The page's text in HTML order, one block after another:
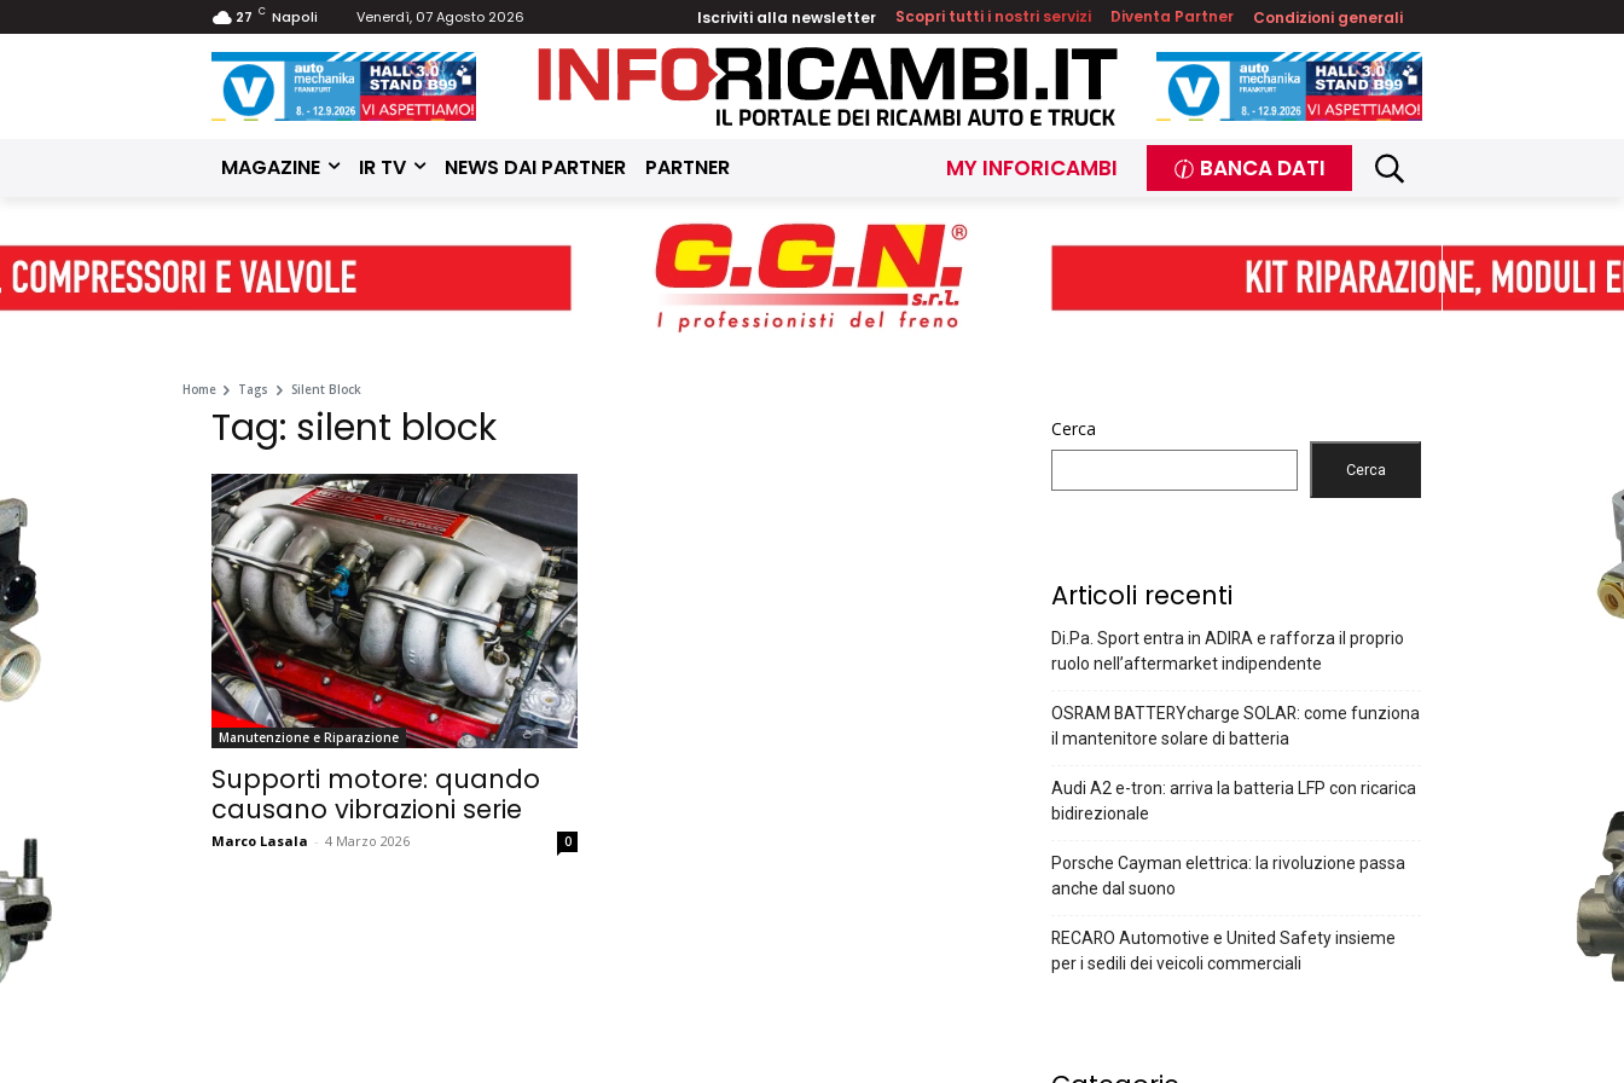
27 C Napoli Venerdì, 07 Agosto 2026 Iscriviti alla newsletter Scopri tutti i nostri servizi Diventa Partner Condizioni generali
MAGAZINE IR TV NEWS DAI PARTNER PARTNER MY INFORICAMBI BANCA DATI
Home Tags Silent Block
Tag: silent block
Manutenzione e Riparazione
Supporti motore: quando
causano vibrazioni serie
Marco Lasala - 4 Marzo 2026 0
Cerca
Cerca
Articoli recenti
Di.Pa. Sport entra in ADIRA e rafforza il proprio
ruolo nell’aftermarket indipendente
OSRAM BATTERYcharge SOLAR: come funziona
il mantenitore solare di batteria
Audi A2 e-tron: arriva la batteria LFP con ricarica
bidirezionale
Porsche Cayman elettrica: la rivoluzione passa
anche dal suono
RECARO Automotive e United Safety insieme
per i sedili dei veicoli commerciali